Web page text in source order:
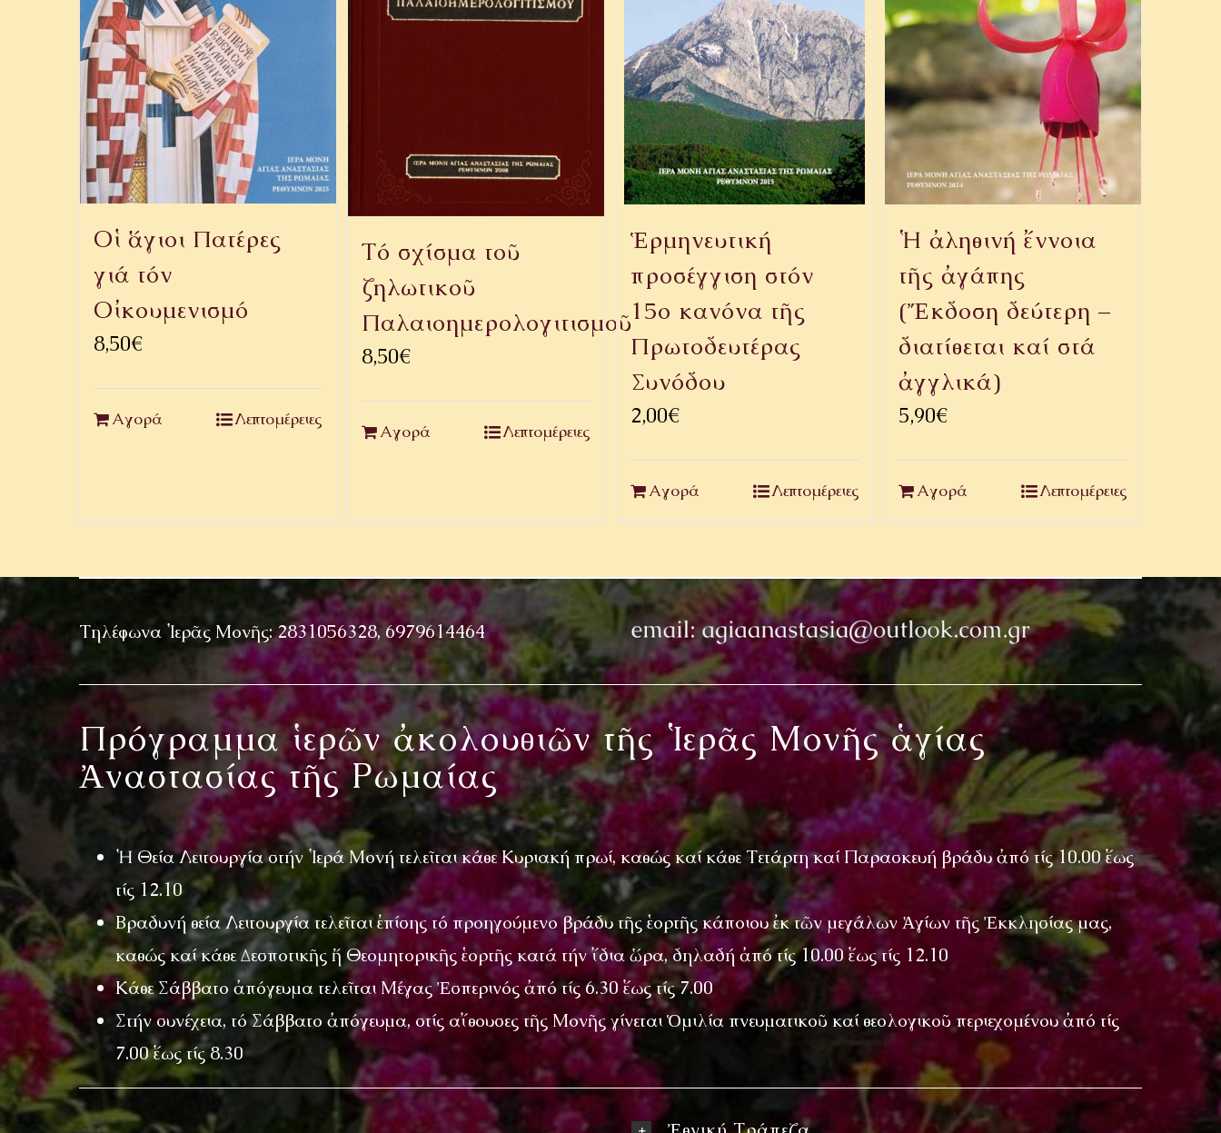
Οἱ ἅγιοι Πατέρες
γιά τόν
Οἰκουμενισμό
8,50€
Αγορά Λεπτομέρειες
Τό σχίσμα τοῦ
ζηλωτικοῦ
Παλαιοημερολογιτισμοῦ
8,50€
Αγορά Λεπτομέρειες
Ἑρμηνευτική
προσέγγιση στόν
15ο κανόνα τῆς
Πρωτοδευτέρας
Συνόδου
2,00€
Αγορά Λεπτομέρειες
Ἡ ἀληθινή ἔννοια
τῆς ἀγάπης
(Ἔκδοση δεύτερη –
διατίθεται καί στά
ἀγγλικά)
5,90€
Αγορά Λεπτομέρειες
Τηλέφωνα Ἱερᾶς Μονῆς: 2831056328, 6979614464
Πρόγραμμα ἱερῶν ἀκολουθιῶν τῆς Ἱερᾶς Μονῆς ἁγίας
Ἀναστασίας τῆς Ρωμαίας
Ἡ Θεία Λειτουργία στήν Ἱερά Μονή τελεῖται κάθε Κυριακή πρωί, καθώς καί κάθε Τετάρτη καί Παρασκευή βράδυ ἀπό τίς 10.00 ἕως
τίς 12.10
Βραδυνή θεία Λειτουργία τελεῖται ἐπίσης τό προηγούμενο βράδυ τῆς ἑορτῆς κάποιου ἐκ τῶν μεγάλων Ἁγίων τῆς Ἐκκλησίας μας,
καθώς καί κάθε Δεσποτικῆς ἤ Θεομητορικῆς ἑορτῆς κατά τήν ἴδια ὥρα, δηλαδή ἀπό τίς 10.00 ἕως τίς 12.10
Κάθε Σάββατο ἀπόγευμα τελεῖται Μέγας Ἐσπερινός ἀπό τίς 6.30 ἕως τίς 7.00
Στήν συνέχεια, τό Σάββατο ἀπόγευμα, στίς αἴθουσες τῆς Μονῆς γίνεται Ὁμιλία πνευματικοῦ καί θεολογικοῦ περιεχομένου ἀπό τίς
7.00 ἕως τίς 8.30